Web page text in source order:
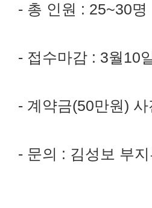
- 총 인원 : 25~30명
- 접수마감 : 3월10
- 계약금(50만원)
- 문의 : 김성보 부